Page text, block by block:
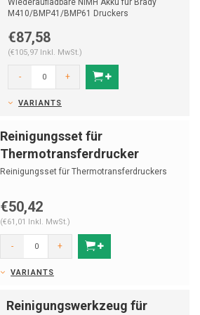
Wiederaufladbare NiMH Akku für Brady
M410/BMP41/BMP61 Druckers
€87,58
(€105,97 Inkl. MwSt.)
- +
VARIANTS
Reinigungsset für
Thermotransferdrucker
Reinigungsset für Thermotransferdruckers
€50,42
(€61,01 Inkl. MwSt.)
- +
VARIANTS
Reinigungswerkzeug für